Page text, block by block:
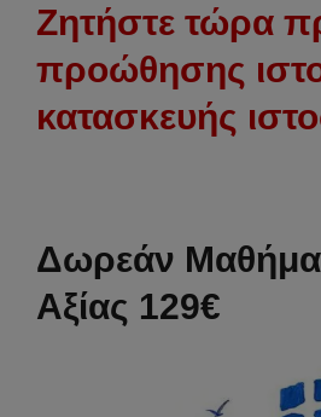
Ζητήστε τώρα
προώθησης
κατασκευής
Δωρεάν
Αξίας 129€